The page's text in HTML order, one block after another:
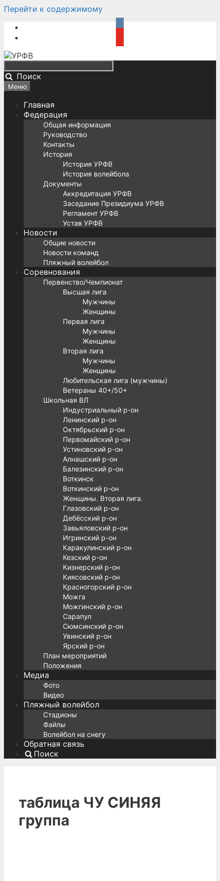
Перейти к содержимому
Поиск
Меню
Главная
Федерация
Общая информация
Руководство
Контакты
История
История УРФВ
История волейбола
Документы
Аккредитация УРФВ
Заседание Президиума УРФВ
Регламент УРФВ
Устав УРФВ
Новости
Общие новости
Новости команд
Пляжный волейбол
Соревнования
Первенство/Чемпионат
Высшая лига
Мужчины
Женщины
Первая лига
Мужчины
Женщины
Вторая лига
Мужчины
Женщины
Любительская лига (мужчины)
Ветераны 40+/50+
Школьная ВЛ
Индустриальный р-он
Ленинский р-он
Октябрьский р-он
Первомайский р-он
Устиновский р-он
Алнашский р-он
Балезинский р-он
Воткинск
Воткинский р-он
Женщины. Вторая лига.
Глазовский р-он
Дебёсский р-он
Завьяловский р-он
Игринский р-он
Каракулинский р-он
Кезский р-он
Кизнерский р-он
Киясовский р-он
Красногорский р-он
Можга
Можгинский р-он
Сарапул
Сюмсинский р-он
Увинский р-он
Ярский р-он
План мероприятий
Положения
Медиа
Фото
Видео
Пляжный волейбол
Стадионы
Файлы
Волейбол на снегу
Обратная связь
Поиск
таблица ЧУ СИНЯЯ
группа